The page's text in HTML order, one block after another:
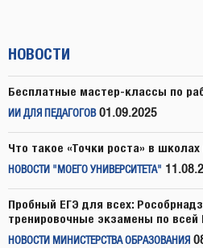
НОВОСТИ
Бесплатные мастер-классы по
ИИ ДЛЯ ПЕДАГОГОВ 01.09.2025
Что такое «Точки роста» в
НОВОСТИ "МОЕГО УНИВЕРСИТЕТА"
Пробный ЕГЭ для всех:
тренировочные экзамены по всей
НОВОСТИ МИНИСТЕРСТВА ОБРАЗОВАНИЯ